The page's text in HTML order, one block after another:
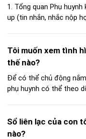
1. Tổng quan Phụ
up (tin nhắn, nhắc nộp
Tôi muốn xem tình
thế nào?
Để có thể chủ động
phụ huynh có thể theo
Sổ liên lạc của con
nào?